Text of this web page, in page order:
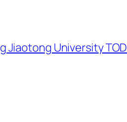
Jiaotong University